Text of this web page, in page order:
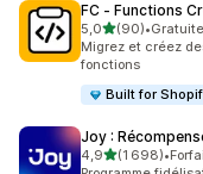
FC ‑ Functions
5,0étoile(s) sur 5
(90)
90 avis au total
•Gratuite
Migrez et créez
fonctions
Built for
Joy :
4,9étoile(s) sur 5
(1 698)
1698 avis au total
•